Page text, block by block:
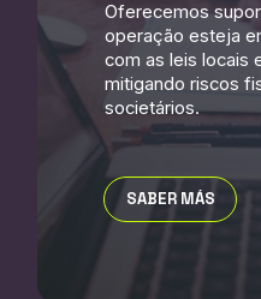
Oferecemos
operação esteja
com as leis locais
mitigando riscos
societários.
SABER MÁS